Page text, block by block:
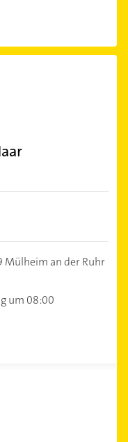
Mülheim an der Ruhr
um 08:00